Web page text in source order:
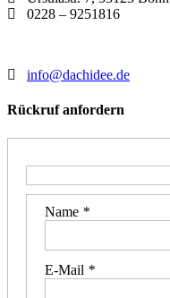
0228 – 9251816
info@dachidee.de
Rückruf anfordern
Name *
E-Mail *